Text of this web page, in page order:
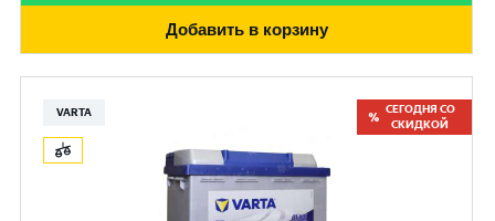
Добавить в корзину
VARTA
СЕГОДНЯ СО
СКИДКОЙ